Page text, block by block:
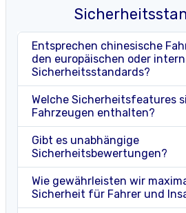
Entsprechen chinesische
den europäischen oder
Sicherheitsstandards?
Welche Sicherheitsfeatures
Fahrzeugen enthalten?
Gibt es unabhängige
Sicherheitsbewertungen?
Wie gewährleisten wir
Sicherheit für Fahrer und